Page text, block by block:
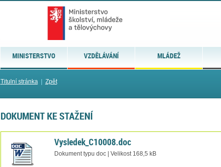
MINISTERSTVO VZDĚLÁVÁNÍ MLÁDEŽ
Titulní stránka| Zpět
DOKUMENT KE STAŽENÍ
Vysledek_C10008.doc
Dokument typu doc | Velikost 168,5 kB